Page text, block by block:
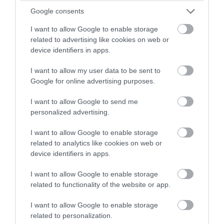
Google consents
I want to allow Google to enable storage
related to advertising like cookies on web or
device identifiers in apps.
I want to allow my user data to be sent to
Google for online advertising purposes.
I want to allow Google to send me
personalized advertising.
I want to allow Google to enable storage
related to analytics like cookies on web or
device identifiers in apps.
I want to allow Google to enable storage
related to functionality of the website or app.
I want to allow Google to enable storage
related to personalization.
heti jelentése szerint egy 36 éves Borsod-Abaúj-Zemplén
megbetegedését regisztrálták, és a diagnosztikus
vizsgálatok Dobrava-Belgrade vírust azonosítottak
Ezek az adatok azt mutatják, hogy Magyarországon a
hantavírus nem mindennapi egészségügyi fenyegetés, de
bizonyos környezetekben, foglalkozásoknál és
Kik vannak nagyobb kockázatban?
rágcsálókkal vagy azok váladékaival szennyezett
amelyeknél a kitettség gyakoribb.